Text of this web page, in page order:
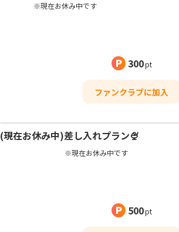
※現在お休み中です
漫画は毎週水曜日更新で、
300pt
ファンクラブに加入
(現在お休み中)差し入れプラン🍨
※現在お休み中です
いつもより多く飲めちゃう！！
500pt